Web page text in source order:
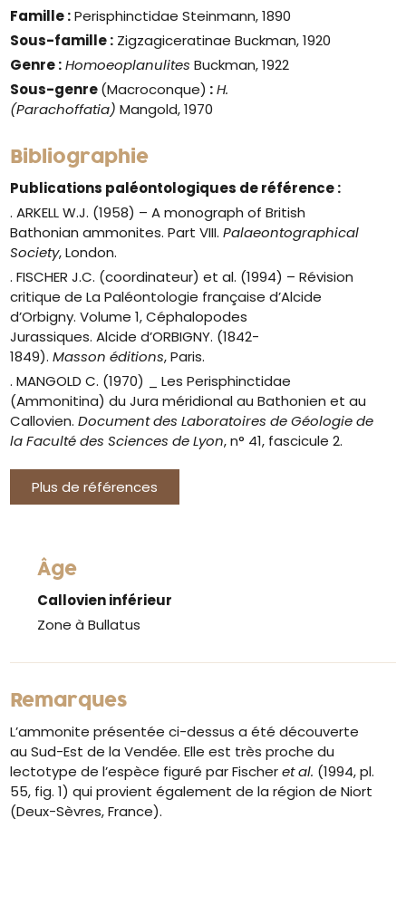
Famille :Perisphinctidae Steinmann, 1890
Sous-famille : Zigzagiceratinae Buckman, 1920
Genre: Homoeoplanulites Buckman, 1922
Sous-genre(Macroconque) :H.
(Parachoffatia)Mangold, 1970
Bibliographie
Publications paléontologiques de référence :
. ARKELL W.J. (1958) – A monograph of British
Bathonian ammonites. Part VIII.Palaeontographical
Society, London.
. FISCHER J.C. (coordinateur) et al. (1994) – Révision
critique de LaPaléontologie française d’Alcide
d’Orbigny. Volume 1, Céphalopodes
Jurassiques.Alcide d’ORBIGNY. (1842-
1849).Massonéditions, Paris.
. MANGOLD C. (1970) _ Les Perisphinctidae
(Ammonitina) du Jura méridional au Bathonien et au
Callovien.Document des Laboratoires de Géologie de
la Faculté des Sciences de Lyon, n° 41, fascicule 2.
Plus de références
Âge
Callovien inférieur
Zone à Bullatus
Remarques
L’ammonite présentée ci-dessus a été découverte
au Sud-Est de la Vendée. Elle est très proche du
lectotype de l’espèce figuré par Fischeret al. (1994, pl.
55, fig. 1) qui provient également de la région de Niort
(Deux-Sèvres, France).